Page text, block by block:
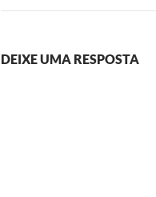
DEIXE UMA RESPOSTA